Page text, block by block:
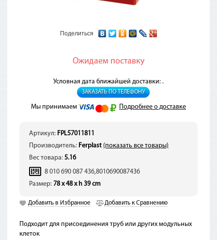
Поделиться
Ожидаем поставку
Условная дата ближайшей доставки: .
ЗАКАЗАТЬ ПО ТЕЛЕФОНУ
Мы принимаем Подробнее о доставке
Артикул: FPL57011811
Производитель: Ferplast (показать все товары)
Вес товара: 5.16
8 010 690 087 436,8010690087436
Размер: 78 x 48 x h 39 cm
Добавить в Избранное Добавить к Сравнению
Подходит для присоединения труб или других модульных
клеток